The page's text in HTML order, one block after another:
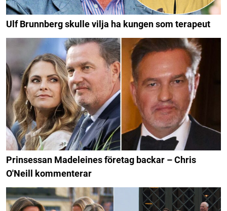
Ulf Brunnberg skulle vilja ha kungen som terapeut
Prinsessan Madeleines företag backar – Chris
O'Neill kommenterar